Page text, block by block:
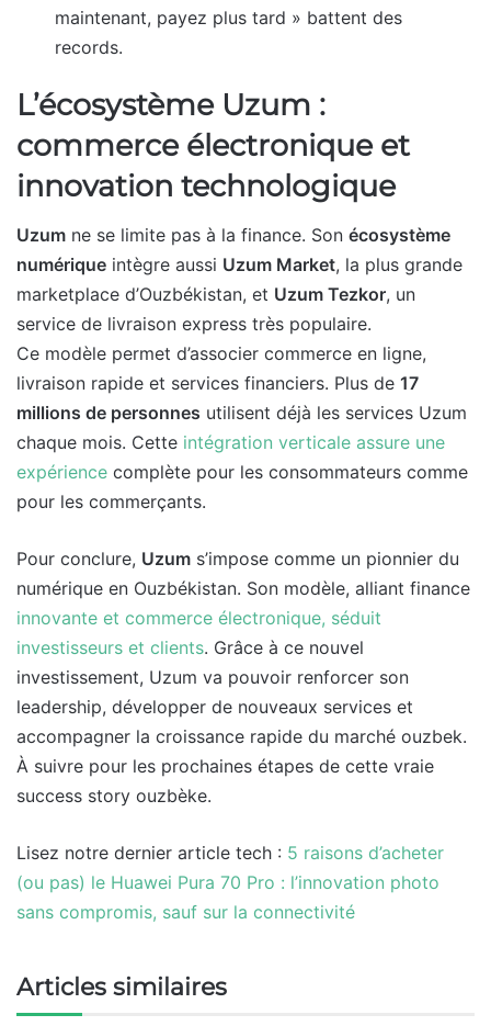
maintenant, payez plus tard » battent des
records.
L’écosystème Uzum :
commerce électronique et
innovation technologique
Uzum ne se limite pas à la finance. Son écosystème
numérique intègre aussi Uzum Market, la plus grande
marketplace d’Ouzbékistan, et Uzum Tezkor, un
service de livraison express très populaire.
Ce modèle permet d’associer commerce en ligne,
livraison rapide et services financiers. Plus de 17
millions de personnes utilisent déjà les services Uzum
chaque mois. Cette intégration verticale assure une
expérience complète pour les consommateurs comme
pour les commerçants.
Pour conclure, Uzum s’impose comme un pionnier du
numérique en Ouzbékistan. Son modèle, alliant finance
innovante et commerce électronique, séduit
investisseurs et clients. Grâce à ce nouvel
investissement, Uzum va pouvoir renforcer son
leadership, développer de nouveaux services et
accompagner la croissance rapide du marché ouzbek.
À suivre pour les prochaines étapes de cette vraie
success story ouzbèke.
Lisez notre dernier article tech : 5 raisons d’acheter
(ou pas) le Huawei Pura 70 Pro : l’innovation photo
sans compromis, sauf sur la connectivité
Articles similaires